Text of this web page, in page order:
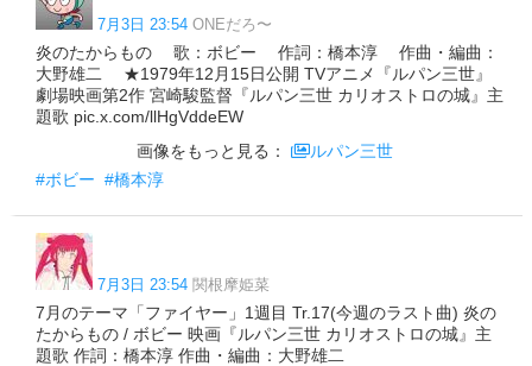
7月3日 23:54 ONEだろ〜
炎のたからもの 歌：ボビー 作詞：橋本淳 作曲・編曲：
大野雄二 ★1979年12月15日公開 TVアニメ『ルパン三世』
劇場映画第2作 宮崎駿監督『ルパン三世 カリオストロの城』主
題歌 pic.x.com/llHgVddeEW
画像をもっと見る：
ルパン三世
#ボビー #橋本淳
7月3日 23:54 関根摩姫菜
7月のテーマ「ファイヤー」1週目 Tr.17(今週のラスト曲) 炎の
たからもの / ボビー 映画『ルパン三世 カリオストロの城』主
題歌 作詞：橋本淳 作曲・編曲：大野雄二